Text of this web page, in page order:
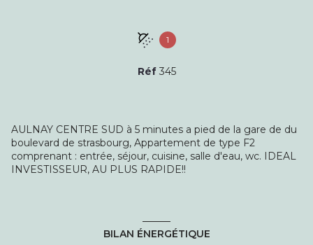
1
Réf 345
AULNAY CENTRE SUD à 5 minutes a pied de la gare de du
boulevard de strasbourg, Appartement de type F2
comprenant : entrée, séjour, cuisine, salle d'eau, wc. IDEAL
INVESTISSEUR, AU PLUS RAPIDE!!
BILAN ÉNERGÉTIQUE